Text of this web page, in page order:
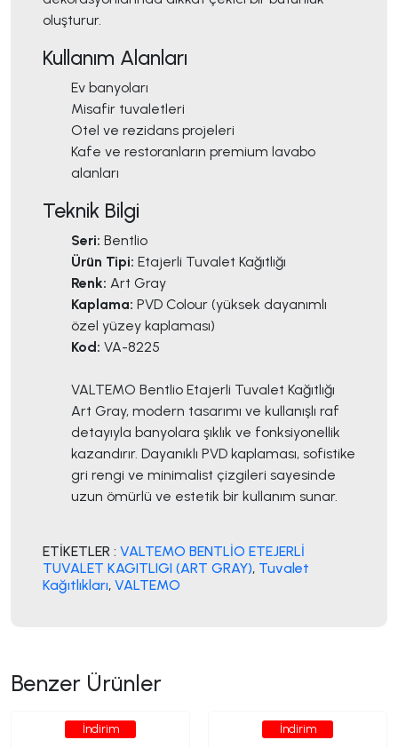
oluşturur.
Kullanım Alanları
Ev banyoları
Misafir tuvaletleri
Otel ve rezidans projeleri
Kafe ve restoranların premium lavabo
alanları
Teknik Bilgi
Seri: Bentlio
Ürün Tipi: Etajerli Tuvalet Kağıtlığı
Renk: Art Gray
Kaplama: PVD Colour (yüksek dayanımlı
özel yüzey kaplaması)
Kod: VA-8225
VALTEMO Bentlio Etajerli Tuvalet Kağıtlığı
Art Gray, modern tasarımı ve kullanışlı raf
detayıyla banyolara şıklık ve fonksiyonellik
kazandırır. Dayanıklı PVD kaplaması, sofistike
gri rengi ve minimalist çizgileri sayesinde
uzun ömürlü ve estetik bir kullanım sunar.
ETİKETLER : VALTEMO BENTLİO ETEJERLİ
TUVALET KAGITLIGI (ART GRAY), Tuvalet
Kağıtlıkları, VALTEMO
Benzer Ürünler
İndirim İndirim